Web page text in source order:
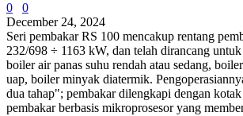
0
0
December 24, 2024
Seri pembakar RS 100 mencakup rentang
232/698 ÷ 1163 kW, dan telah dirancang
boiler air panas suhu rendah atau sedang,
uap, boiler minyak diatermik.
dua tahap"; pembakar dilengkapi dengan
pembakar berbasis mikroprosesor yang